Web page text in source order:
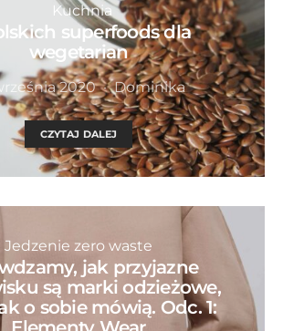
Kuchnia
superfoods dla
wegetarian
2020 Dominika
CZYTAJ DALEJ
Jedzenie zero waste
jak przyjazne
są marki odzieżowe,
o sobie mówią. Odc. 1: